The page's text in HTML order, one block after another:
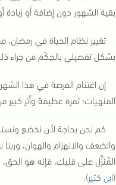
بقية الشهور دون إضافة أو زيادة
تغيير نظام الحياة في
بشكل تفصيلي بالحِكَم من جراء
إن اغتنام الفرصة في هذا
المنهيات؛ ثمرة عظيمة وأثر
كم نحن بحاجة لأن نخضع
والضعف والانهزام والهوان،
المُنَزَّل على قلبك، فإنه هو
(ابن كثير).